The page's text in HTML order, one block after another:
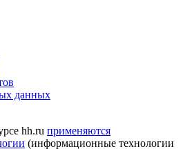
данных
hh.ru применяются
(информационные технологии